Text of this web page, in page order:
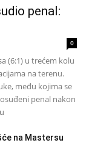
penal:
0
(6:1) u trećem kolu
na terenu.
među kojima se
penal nakon
na Mastersu